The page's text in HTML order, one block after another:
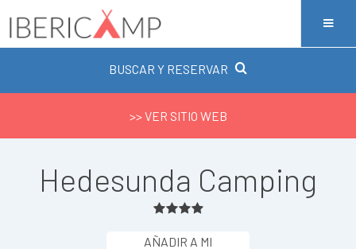
BUSCAR Y RESERVAR
>> VER SITIO WEB
Hedesunda Camping
AÑADIR A MI